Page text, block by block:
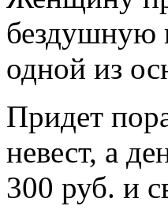
бездушную
одной из
Придет
невест, а
300 руб. и